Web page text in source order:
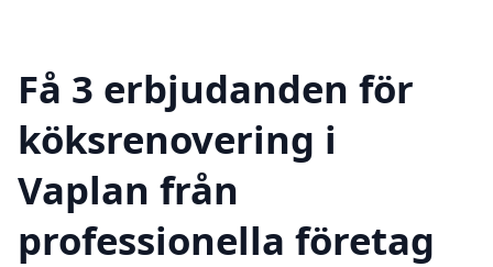
Få 3 erbjudanden för
köksrenovering i
Vaplan från
professionella företag